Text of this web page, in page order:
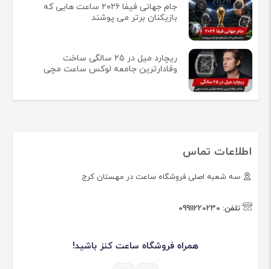
جام جهانی فیفا ۲۰۲۶ ساعت هایی که
بازیکنان برتر می پوشند
ریچارد میل در ۲۵ سالگی ساخت
وفادارترین جامعه لوکس ساعت مچی
اطلاعات تماس
سه شعبه اصلی فروشگاه ساعت در مهستان کرج
تلفن: 09911220230
همراه فروشگاه ساعت کنز باشید!